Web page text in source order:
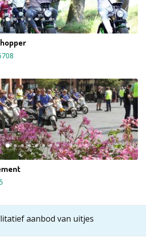
aanbod van uitjes